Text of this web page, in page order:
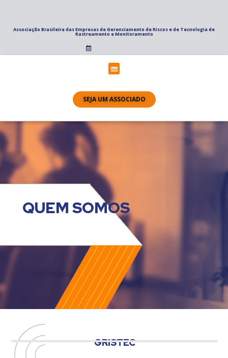
Associação Brasileira das Empresas de Gerenciamento de Riscos e de Tecnologia de
Rastreamento e Monitoramento
SEJA UM ASSOCIADO
QUEM SOMOS
GRISTEC